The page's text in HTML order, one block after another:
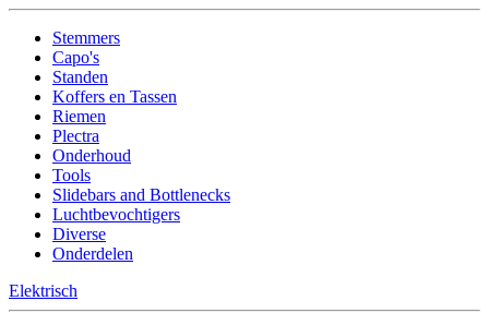
Stemmers
Capo's
Standen
Koffers en Tassen
Riemen
Plectra
Onderhoud
Tools
Slidebars and Bottlenecks
Luchtbevochtigers
Diverse
Onderdelen
Elektrisch